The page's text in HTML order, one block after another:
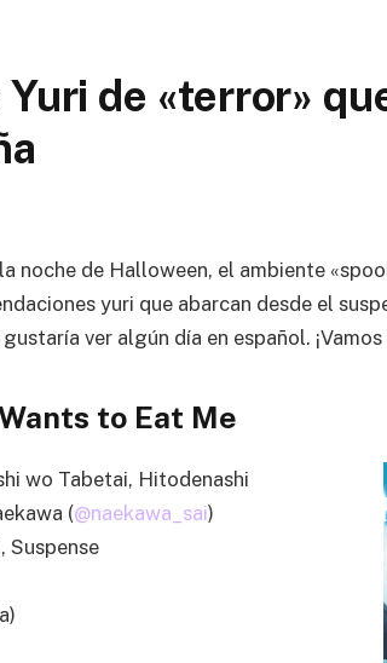
de «terror»
noche de Halloween, el ambiente
yuri que abarcan desde el
ver algún día en español. ¡Vamos
to Eat Me
wo Tabetai, Hitodenashi
(@naekawa_sai)
Suspense